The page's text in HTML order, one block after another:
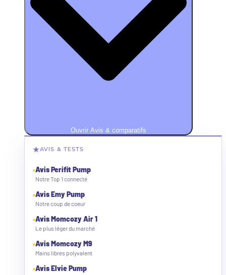
Ouvrir Avis & comparatifs
★AVIS & TESTS
Avis Perifit Pump
Notre Top 1 connecté
Avis Emy Pump
Notre coup de coeur
Avis Momcozy Air 1
Le plus léger du marché
Avis Momcozy M9
Mains libres polyvalent
Avis Elvie Pump